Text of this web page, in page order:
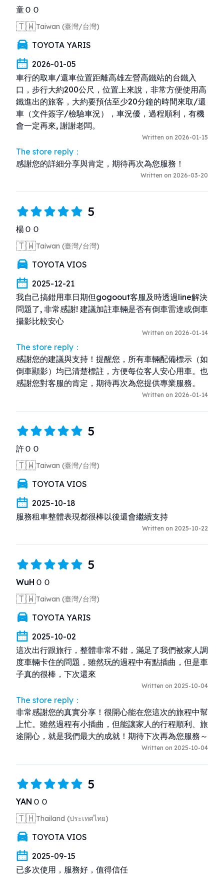
童ＯＯ
🇹🇼Taiwan (臺灣/台灣)
TOYOTA YARIS
2026-01-05
車行的取車/還車位置距離高雄左營高鐵站的台鐵入
口，步行大約200公尺，位置上來說，非常方便使用高
鐵進出的旅客，大約要預估至少20分鐘的時間來取/還
車（文件簽字/檢驗車況），車況優，過程順利，有機
會一定再來, 謝謝老闆。
Written on 2026-01-15
The store reply：
感謝您的詳細分享與肯定，期待再次為您服務！
Written on 2026-03-20
5
楊ＯＯ
🇹🇼Taiwan (臺灣/台灣)
TOYOTA VIOS
2025-12-21
我自己搞錯用車日期但gogoout客服及時透過line解決
問題了, 非常感謝! 建議加註車輛是否有倒車雷達或倒車
攝影比較安心
Written on 2026-01-14
The store reply：
感謝您的建議與支持！提醒您，所有車輛配備標示（如
倒車顯影）均已清楚標註，方便每位客人安心用車。也
感謝您對客服的肯定，期待再次為您提供專業服務。
Written on 2026-01-14
5
許ＯＯ
🇹🇼Taiwan (臺灣/台灣)
TOYOTA VIOS
2025-10-18
服務租車整體表現都很棒以後還會繼續支持
Written on 2025-10-22
5
WuHＯＯ
🇹🇼Taiwan (臺灣/台灣)
TOYOTA YARIS
2025-10-02
這次出行跟旅行，整體非常不錯，滿足了我們被家人調
度車輛卡住的問題，雖然玩的過程中有點插曲，但是車
子真的很棒，下次還來
Written on 2025-10-04
The store reply：
非常感謝您的真實分享！很開心能在您這次的旅程中幫
上忙。雖然過程有小插曲，但能讓家人的行程順利、旅
途開心，就是我們最大的成就！期待下次再為您服務～
Written on 2025-10-04
5
YANＯＯ
🇹🇭Thailand (ประเทศไทย)
TOYOTA VIOS
2025-09-15
已多次使用，服務好，值得信任